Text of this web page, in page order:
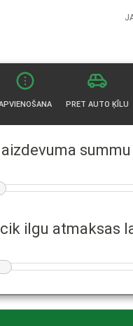
PRET AUTO ĶĪLU
ilgu atmaksas